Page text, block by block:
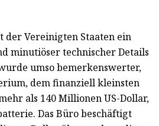
Vereinigten Staaten ein
minutiöser technischer Details
umso bemerkenswerter,
dem finanziell kleinsten
als 140 Millionen US-Dollar,
Das Büro beschäftigt